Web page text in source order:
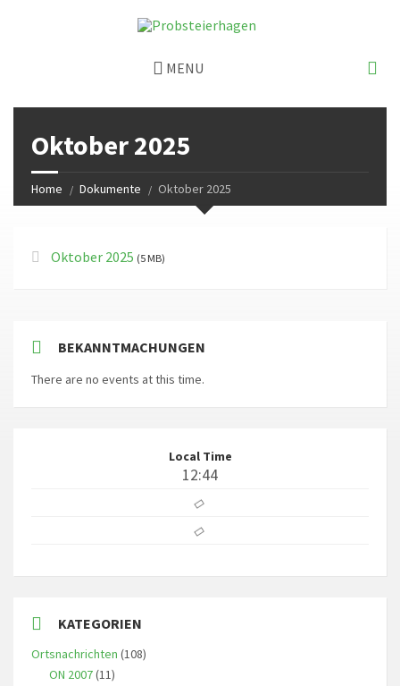
MENU
Oktober 2025
Home Dokumente Oktober 2025
Oktober 2025 (5 MB)
BEKANNTMACHUNGEN
There are no events at this time.
Local Time
12:44
KATEGORIEN
Ortsnachrichten (108)
ON 2007(11)